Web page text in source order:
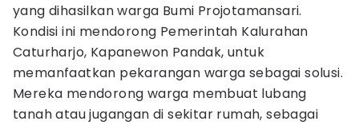
yang dihasilkan warga Bumi Projotamansari.
Kondisi ini mendorong Pemerintah Kalurahan
Caturharjo, Kapanewon Pandak, untuk
memanfaatkan pekarangan warga sebagai solusi.
Mereka mendorong warga membuat lubang
tanah atau jugangan di sekitar rumah, sebagai